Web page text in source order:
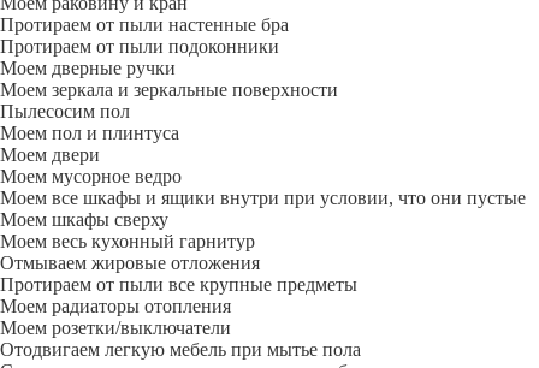
Протираем от пыли настенные бра
Протираем от пыли подоконники
Моем дверные ручки
Моем зеркала и зеркальные поверхности
Пылесосим пол
Моем пол и плинтуса
Моем двери
Моем мусорное ведро
Моем все шкафы и ящики внутри при условии, что они пустые
Моем шкафы сверху
Моем весь кухонный гарнитур
Отмываем жировые отложения
Протираем от пыли все крупные предметы
Моем радиаторы отопления
Моем розетки/выключатели
Отодвигаем легкую мебель при мытье пола